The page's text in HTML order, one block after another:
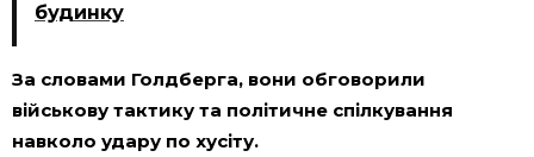
будинку
За словами Голдберга, вони обговорили
військову тактику та політичне спілкування
навколо удару по хусіту.